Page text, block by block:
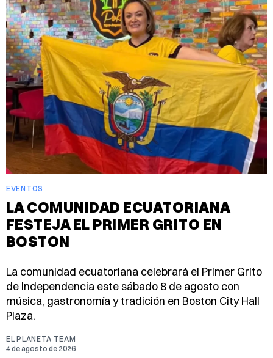
EVENTOS
LA COMUNIDAD ECUATORIANA
FESTEJA EL PRIMER GRITO EN
BOSTON
La comunidad ecuatoriana celebrará el Primer Grito
de Independencia este sábado 8 de agosto con
música, gastronomía y tradición en Boston City Hall
Plaza.
EL PLANETA TEAM
4 de agosto de 2026